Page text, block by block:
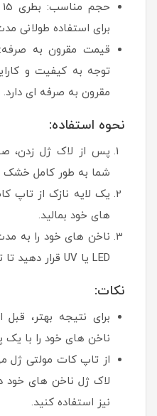
برای استفاده طولانی
قیمت مقرون به
توجه به کیفیت و
مقرون به صرفه ای دارد.
نحوه استفاده:
پس از لاک ژل زدن،
شما به طور کامل خشک
یک لایه نازک از تاپ
های خود بمالید.
LED یا UV قرار دهید تا تاپ کات خشک شود.
نکات:
برای نتیجه بهتر،
ناخن های خود را با یک
از تاپ کات مولتی ژل
نیز استفاده کنید.